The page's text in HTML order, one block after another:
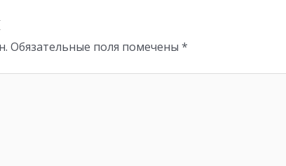
Обязательные поля помечены *